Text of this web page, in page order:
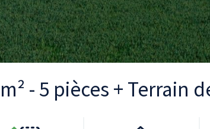
- 5 pièces + Terrain